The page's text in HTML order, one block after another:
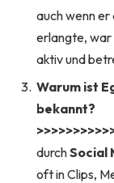
auch wenn
erlangte, war
aktiv und
Warum ist
bekannt?
durchSocial
oft in Clips,